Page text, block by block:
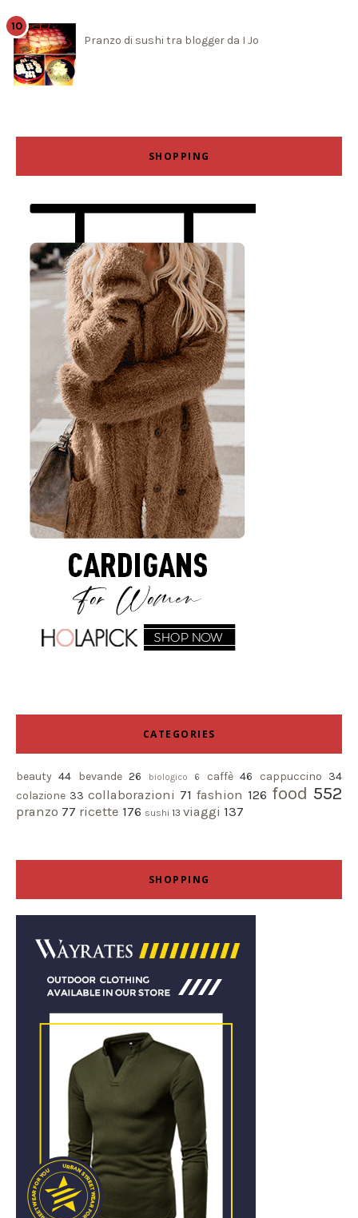
Pranzo di sushi tra blogger da I Jo
SHOPPING
CATEGORIES
beauty 44 bevande 26 biologico 6 caffè 46 cappuccino 34
colazione 33 collaborazioni 71 fashion 126 food 552
pranzo 77 ricette 176 sushi 13 viaggi 137
SHOPPING